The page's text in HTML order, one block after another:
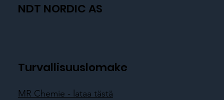
NDT NORDIC AS
Turvallisuuslomake
MR Chemie - lataa tästä